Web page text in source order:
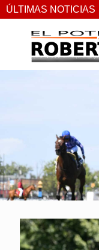
ÚLTIMAS NOTICIAS
Franco, y